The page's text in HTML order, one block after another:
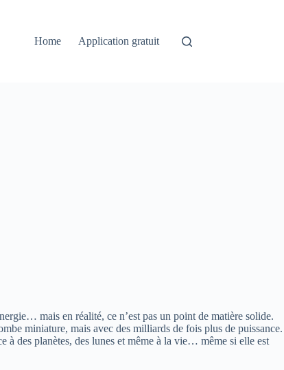
Home Application gratuit
mais en réalité, ce n’est pas un point de matière solide.
miniature, mais avec des milliards de fois plus de puissance.
à des planètes, des lunes et même à la vie… même si elle est